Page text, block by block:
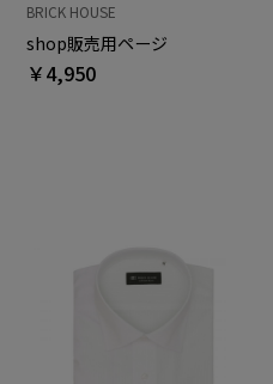
BRICK HOUSE
shop販売用ページ
￥4,950